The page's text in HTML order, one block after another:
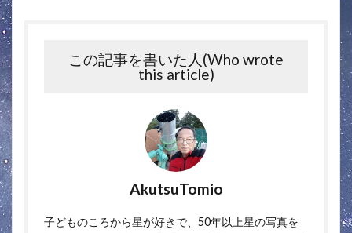
この記事を書いた人(Who wrote
this article)
AkutsuTomio
子どものころから星が好きで、50年以上星の写真を